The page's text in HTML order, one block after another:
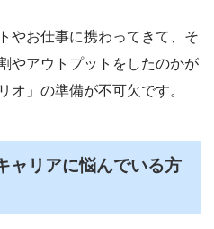
やお仕事に携わってきて、そ
やアウトプットをしたのかが
オ」の準備が不可欠です。
ャリアに悩んでいる方